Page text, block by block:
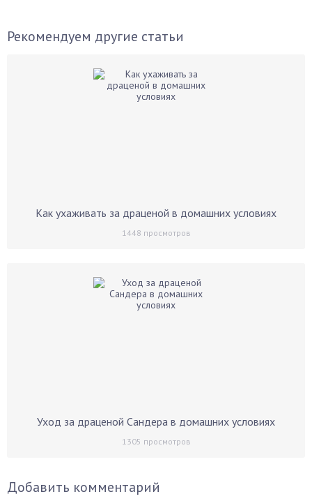
Рекомендуем другие статьи
Как ухаживать за драценой в домашних условиях
1448 просмотров
Уход за драценой Сандера в домашних условиях
1305 просмотров
Добавить комментарий